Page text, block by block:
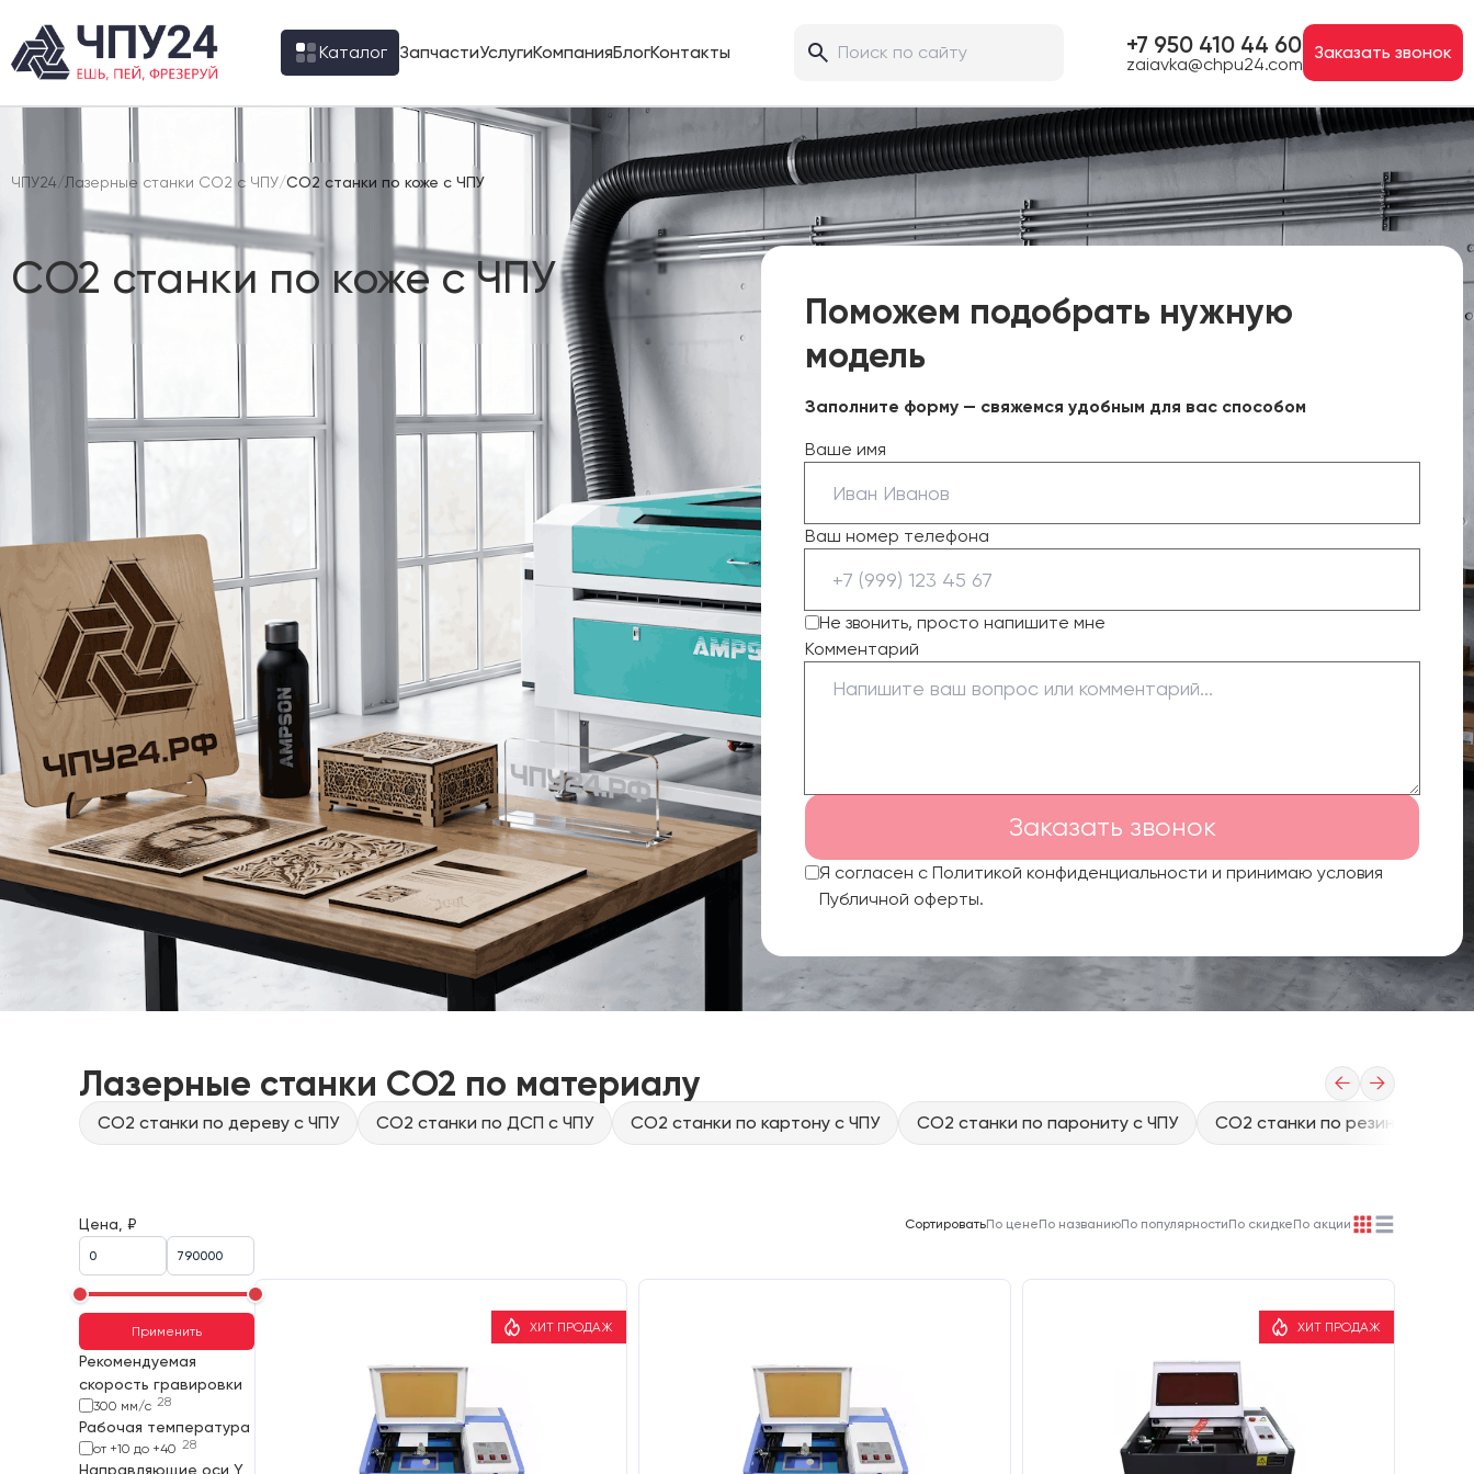
Каталог ЗапчастиУслугиКомпанияБлогКонтакты +7 950 410 44 60
zaiavka@chpu24.com
Заказать звонок
ЧПУ24/Лазерные станки CO2 с ЧПУ/CO2 станки по коже с ЧПУ
CO2 станки по коже с ЧПУ
Поможем подобрать нужную
модель
Заполните форму — свяжемся удобным для вас способом
Ваше имя
Ваш номер телефона
Не звонить, просто напишите мне
Комментарий
Заказать звонок
Я согласен с Политикой конфиденциальности и принимаю условия
Публичной оферты.
Лазерные станки CO2 по материалу ← →
CO2 станки по дереву с ЧПУ CO2 станки по ДСП с ЧПУ CO2 станки по картону с ЧПУ CO2 станки по парониту с ЧПУ CO2 станки по резине с ЧПУ
Цена, ₽
Применить
Рекомендуемая
скорость гравировки
300 мм/с 28
Рабочая температура
от +10 до +40 28
Направляющие оси Y
СортироватьПо ценеПо названиюПо популярностиПо скидкеПо акции
ХИТ ПРОДАЖ ХИТ ПРОДАЖ